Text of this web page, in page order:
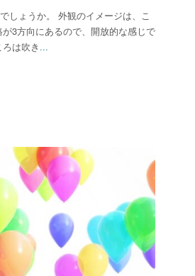
しょうか。 外観のイメージは、こ
3方向にあるので、開放的な感じで
は吹き ...